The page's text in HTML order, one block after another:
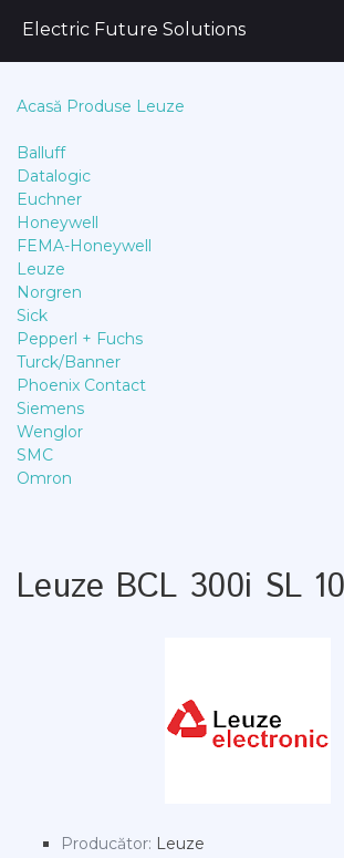
Electric Future Solutions
Acasă Produse Leuze
Balluff
Datalogic
Euchner
Honeywell
FEMA-Honeywell
Leuze
Norgren
Sick
Pepperl + Fuchs
Turck/Banner
Phoenix Contact
Siemens
Wenglor
SMC
Omron
Leuze BCL 300i SL
Producător: Leuze